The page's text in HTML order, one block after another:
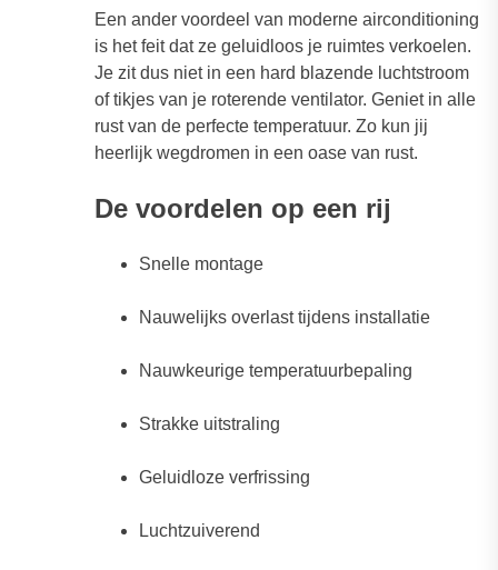
Een ander voordeel van moderne airconditioning
is het feit dat ze geluidloos je ruimtes verkoelen.
Je zit dus niet in een hard blazende luchtstroom
of tikjes van je roterende ventilator. Geniet in alle
rust van de perfecte temperatuur. Zo kun jij
heerlijk wegdromen in een oase van rust.
De voordelen op een rij
Snelle montage
Nauwelijks overlast tijdens installatie
Nauwkeurige temperatuurbepaling
Strakke uitstraling
Geluidloze verfrissing
Luchtzuiverend